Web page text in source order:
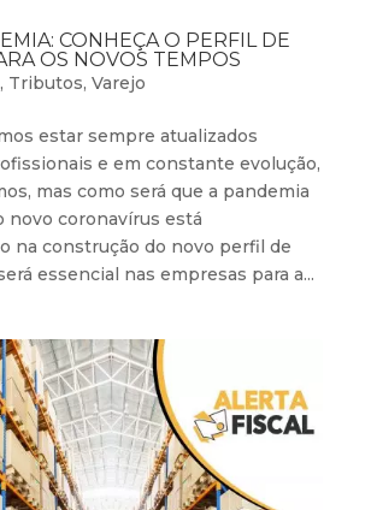
CONHEÇA O PERFIL DE
OS NOVOS TEMPOS
, Tributos, Varejo
estar sempre atualizados
e em constante evolução,
mas como será que a pandemia
novo coronavírus está
na construção do novo perfil de
essencial nas empresas para a...